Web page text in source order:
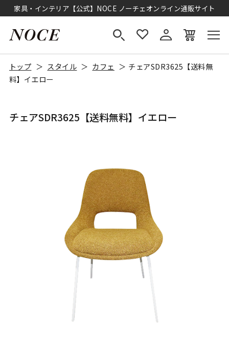
家具・インテリア【公式】NOCE ノーチェオンライン通販サイト
トップ スタイル カフェ
チェアSDR3625【送料無
料】イエロー
チェアSDR3625【送料無料】イエロー